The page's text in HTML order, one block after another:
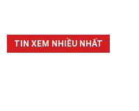
TIN XEM NHIỀU NHẤT